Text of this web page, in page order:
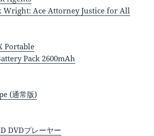
Wright: Ace Attorney Justice for All
Portable
Pack 2600mAh
(通常版)
DVDプレーヤー